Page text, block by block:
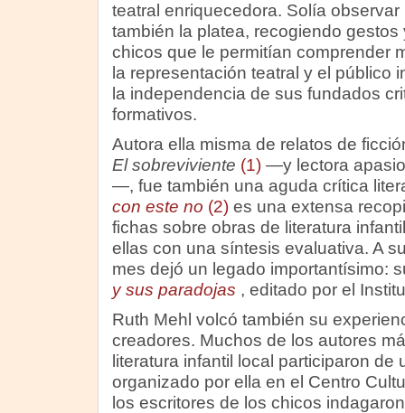
teatral enriquecedora. Solía
también la platea, recogiendo
chicos que le permitían comprender
la representación teatral y el público
la independencia de sus fundados
formativos.
Autora ella misma de relatos de
El sobreviviente (1)—y lectora
—, fue también una aguda crítica
con este no (2)es una extensa
fichas sobre obras de literatura
ellas con una síntesis evaluativa. A
mes dejó un legado importantísimo:
y sus paradojas , editado por el
Ruth Mehl volcó también su
creadores. Muchos de los autores
literatura infantil local participaron de
organizado por ella en el Centro
los escritores de los chicos